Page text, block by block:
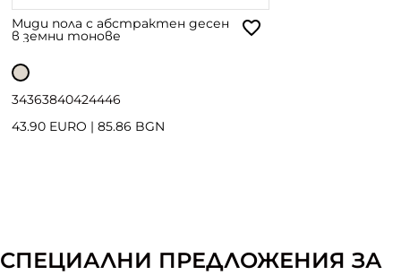
Миди пола с абстрактен десен
в земни тонове
34363840424446
43.90 EURO | 85.86 BGN
СПЕЦИАЛНИ ПРЕДЛОЖЕНИЯ ЗА